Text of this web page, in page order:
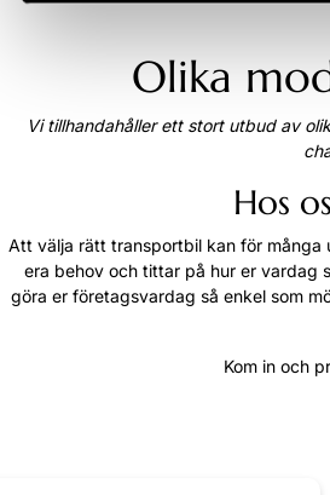
Olika
Vi tillhandahåller ett stort utbud av
Hos
Att välja rätt transportbil kan för många
era behov och tittar på hur er vardag
göra er företagsvardag så enkel som
Kom in och